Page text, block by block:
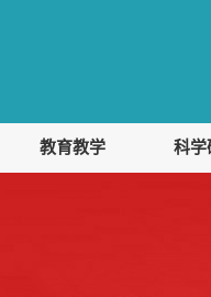
教育教学 科学